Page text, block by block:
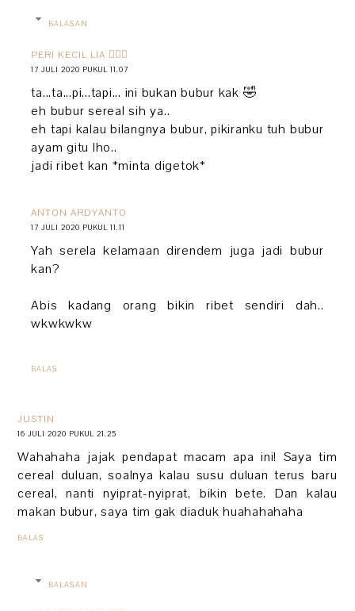
BALASAN
PERI KECIL LIA 🧚🏻‍♀️
17 JULI 2020 PUKUL 11.07
ta...ta...pi...tapi... ini bukan bubur kak 🤣
eh bubur sereal sih ya..
eh tapi kalau bilangnya bubur, pikiranku tuh bubur
ayam gitu lho..
jadi ribet kan *minta digetok*
ANTON ARDYANTO
17 JULI 2020 PUKUL 11.11
Yah serela kelamaan direndem juga jadi bubur
kan?
Abis kadang orang bikin ribet sendiri dah..
wkwkwkw
BALAS
JUSTIN
16 JULI 2020 PUKUL 21.25
Wahahaha jajak pendapat macam apa ini! Saya tim
cereal duluan, soalnya kalau susu duluan terus baru
cereal, nanti nyiprat-nyiprat, bikin bete. Dan kalau
makan bubur, saya tim gak diaduk huahahahaha
BALAS
BALASAN